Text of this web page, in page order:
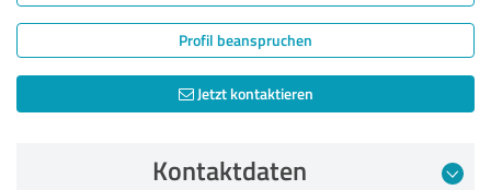
Profil beanspruchen
Jetzt kontaktieren
Kontaktdaten